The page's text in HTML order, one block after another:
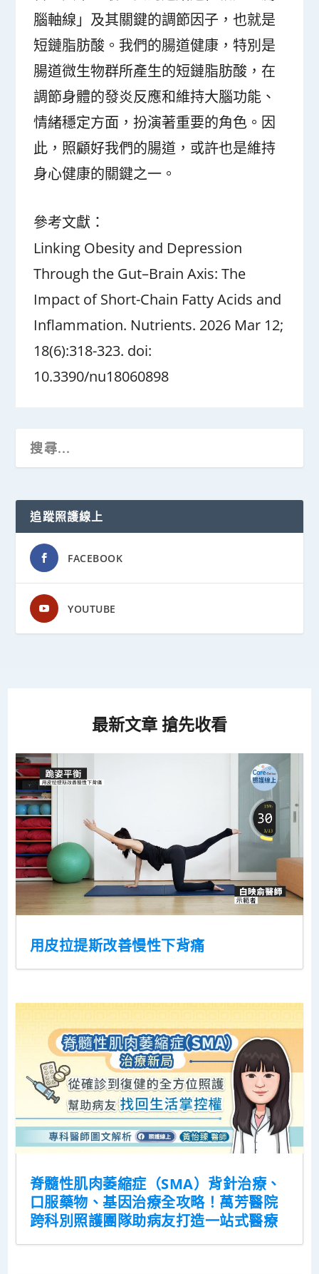
腦軸線」及其關鍵的調節因子，也就是
短鏈脂肪酸。我們的腸道健康，特別是
腸道微生物群所產生的短鏈脂肪酸，在
調節身體的發炎反應和維持大腦功能、
情緒穩定方面，扮演著重要的角色。因
此，照顧好我們的腸道，或許也是維持
身心健康的關鍵之一。
參考文獻：
Linking Obesity and Depression
Through the Gut–Brain Axis: The
Impact of Short-Chain Fatty Acids and
Inflammation. Nutrients. 2026 Mar 12;
18(6):318-323. doi:
10.3390/nu18060898
追蹤照護線上
FACEBOOK
YOUTUBE
最新文章 搶先收看
用皮拉提斯改善慢性下背痛
脊髓性肌肉萎縮症（SMA）背針治療、
口服藥物、基因治療全攻略！萬芳醫院
跨科別照護團隊助病友打造一站式醫療